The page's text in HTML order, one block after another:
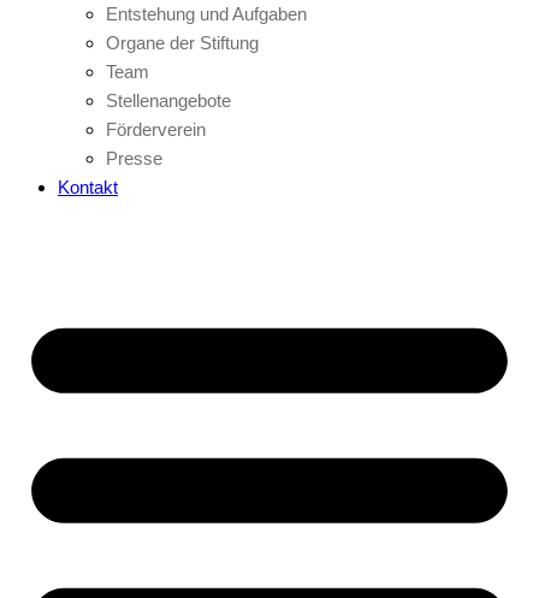
Entstehung und Aufgaben
Organe der Stiftung
Team
Stellenangebote
Förderverein
Presse
Kontakt